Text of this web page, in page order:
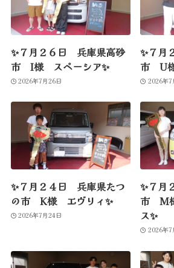
✨７月２６日 兵庫県高砂
市 I様 スペーシア✨
2026年7月26日
✨７月
市 U
2026年7
✨７月２４日 兵庫県たつ
の市 K様 エヴリィ✨
2026年7月24日
✨７月
市 M
ス✨
2026年7